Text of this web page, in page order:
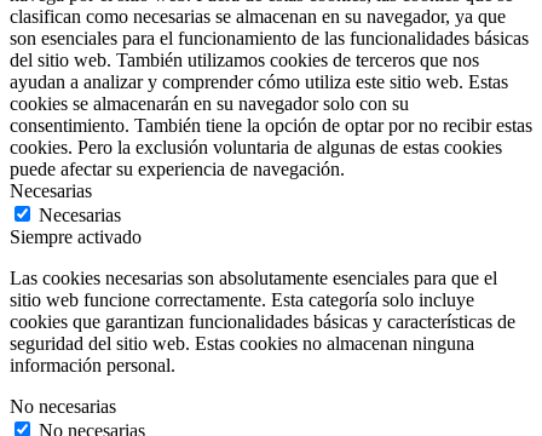
clasifican como necesarias se almacenan en su navegador, ya que
son esenciales para el funcionamiento de las funcionalidades básicas
del sitio web. También utilizamos cookies de terceros que nos
ayudan a analizar y comprender cómo utiliza este sitio web. Estas
cookies se almacenarán en su navegador solo con su
consentimiento. También tiene la opción de optar por no recibir estas
cookies. Pero la exclusión voluntaria de algunas de estas cookies
puede afectar su experiencia de navegación.
Necesarias
Necesarias
Siempre activado
Las cookies necesarias son absolutamente esenciales para que el
sitio web funcione correctamente. Esta categoría solo incluye
cookies que garantizan funcionalidades básicas y características de
seguridad del sitio web. Estas cookies no almacenan ninguna
información personal.
No necesarias
No necesarias